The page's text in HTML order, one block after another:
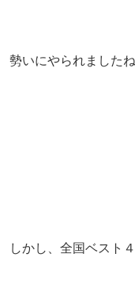
勢いにやられました
しかし、全国ベスト４